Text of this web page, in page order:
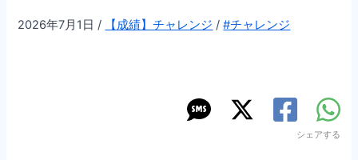
2026年7月1日 / 【成績】チャレンジ /#チャレンジ
シェアする